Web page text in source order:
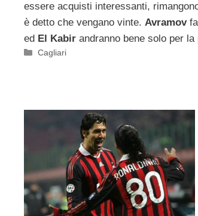
essere acquisti interessanti,
è detto che vengano vinte. Avramov
ed El Kabir andranno bene solo per la
Categorie
Cagliari